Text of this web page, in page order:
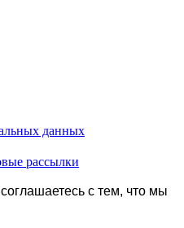
данных
рассылки
с тем, что мы